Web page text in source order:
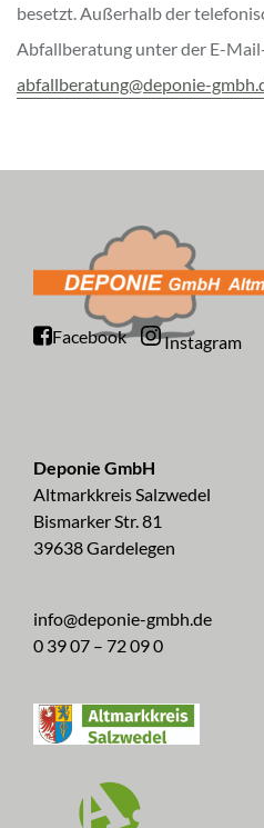
besetzt. Außerhalb der
Abfallberatung unter der E-
abfallberatung@deponie-
Facebook Instagram
Deponie GmbH
Altmarkkreis Salzwedel
Bismarker Str. 81
39638 Gardelegen
info@deponie-gmbh.de
0 39 07 – 72 09 0